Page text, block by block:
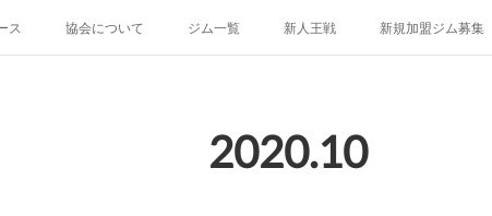
ス 協会について ジム一覧 新人王戦 新規加盟ジム募集
2020.10